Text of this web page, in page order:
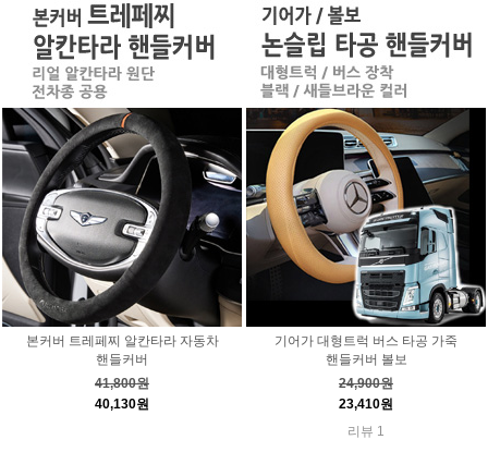
본커버 트레페찌 알칸타라 자동차
핸들커버
41,800원
40,130원
기어가 대형트럭 버스 타공 가죽
핸들커버 볼보
24,900원
23,410원
리뷰 1